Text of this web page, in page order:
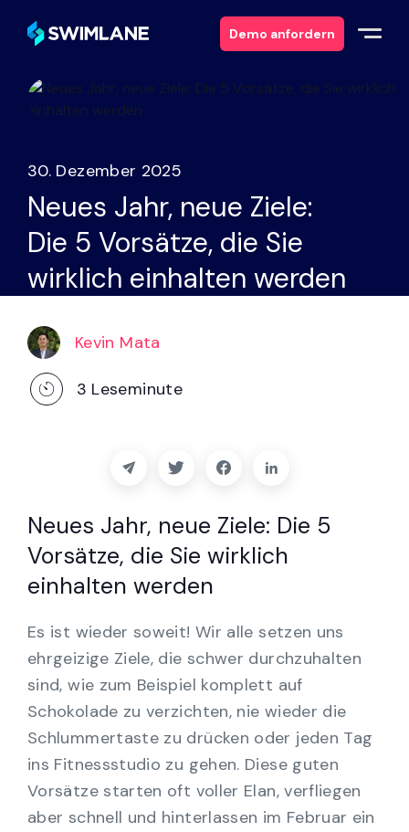
Demo anfordern
Warum Swimlane
Lösungen
Produkte
Dienstleistungen
Über
Blog
Unterstützung
Deutsch
Demo anfordern
30. Dezember 2025
Neues Jahr, neue Ziele:
Die 5 Vorsätze, die Sie
wirklich einhalten werden
Kevin Mata
3 Leseminute
Neues Jahr, neue Ziele: Die 5
Vorsätze, die Sie wirklich
einhalten werden
Es ist wieder soweit! Wir alle setzen uns
ehrgeizige Ziele, die schwer durchzuhalten
sind, wie zum Beispiel komplett auf
Schokolade zu verzichten, nie wieder die
Schlummertaste zu drücken oder jeden Tag
ins Fitnessstudio zu gehen. Diese guten
Vorsätze starten oft voller Elan, verfliegen
aber schnell und hinterlassen im Februar ein